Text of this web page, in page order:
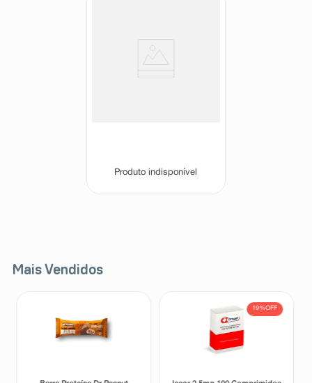
Produto indisponível
Mais Vendidos
19%OFF